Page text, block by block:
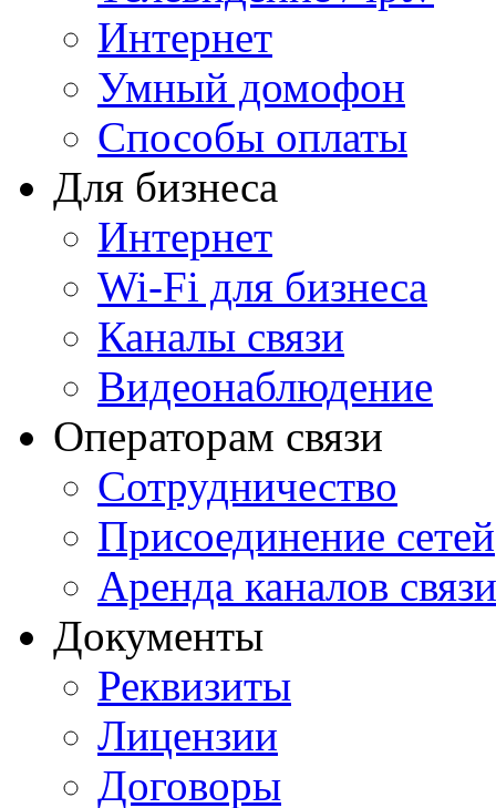
Интернет
Умный домофон
Способы оплаты
Для бизнеса
Интернет
Wi-Fi для бизнеса
Каналы связи
Видеонаблюдение
Операторам связи
Сотрудничество
Присоединение сетей
Аренда каналов связи
Документы
Реквизиты
Лицензии
Договоры